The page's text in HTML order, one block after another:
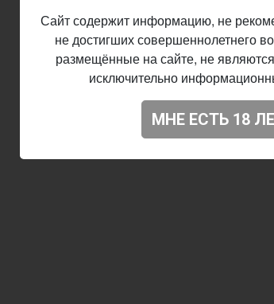
Сайт содержит информацию, не
не достигших совершеннолетнего
размещённые на сайте, не
исключительно
МНЕ ЕСТЬ 18